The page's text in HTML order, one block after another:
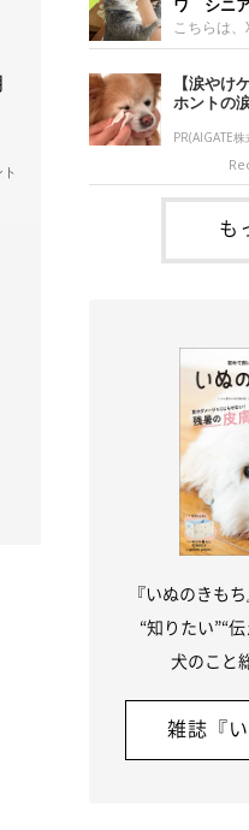
めたそう
@Pkndg_
犬・小次
は、飼い
日、飼い
中、妹さん
り添う姿を
ージの隅で
アちゃん
のは、X（
ゃん（撮影
主さんが「
稿した写
表情を浮
ていました
ワ シニア
やかな暮
こちらは
っている
（本名：
の腕にしが
才）＠
ついて伺
れました
とです。私
上にのっ
テレビを
いので気に
【涙やけ
ホントの
PR(AIGATE
も
『いぬのきも
“知りたい”“
犬のこと
雑誌『